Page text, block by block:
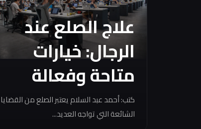
علاج الصلع عند
الرجال: خيارات
متاحة وفعالة
كتب: أحمد عبد السلام يعتبر الصلع من القضايا
الشائعة التي تواجه العديد...